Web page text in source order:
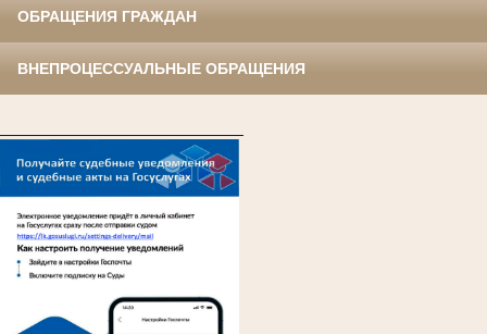
ОБРАЩЕНИЯ ГРАЖДАН
ВНЕПРОЦЕССУАЛЬНЫЕ ОБРАЩЕНИЯ